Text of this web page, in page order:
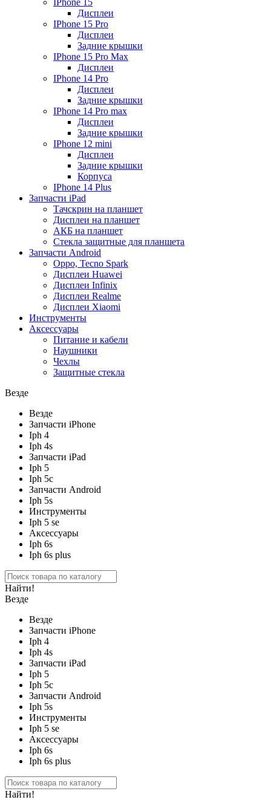
IPhone 15
Дисплеи
IPhone 15 Pro
Дисплеи
Задние крышки
IPhone 15 Pro Max
Дисплеи
IPhone 14 Pro
Дисплеи
Задние крышки
IPhone 14 Pro max
Дисплеи
Задние крышки
IPhone 12 mini
Дисплеи
Задние крышки
Корпуса
IPhone 14 Plus
Запчасти iPad
Тачскрин на планшет
Дисплеи на планшет
АКБ на планшет
Стекла защитные для планшета
Запчасти Android
Oppo, Tecno Spark
Дисплеи Huawei
Дисплеи Infinix
Дисплеи Realme
Дисплеи Xiaomi
Инструменты
Аксессуары
Питание и кабели
Наушники
Чехлы
Защитные стекла
Везде
Везде
Запчасти iPhone
Iph 4
Iph 4s
Запчасти iPad
Iph 5
Iph 5c
Запчасти Android
Iph 5s
Инструменты
Iph 5 se
Аксессуары
Iph 6s
Iph 6s plus
Найти!
Везде
Везде
Запчасти iPhone
Iph 4
Iph 4s
Запчасти iPad
Iph 5
Iph 5c
Запчасти Android
Iph 5s
Инструменты
Iph 5 se
Аксессуары
Iph 6s
Iph 6s plus
Найти!